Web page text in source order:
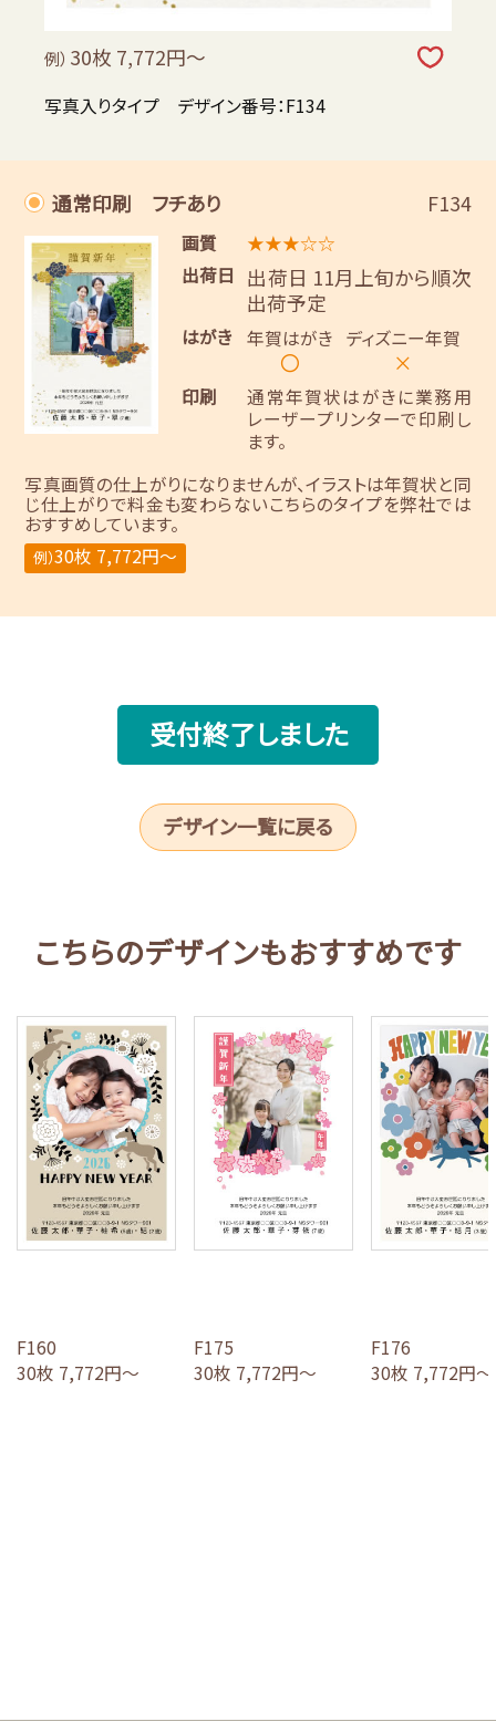
例） 30枚 7,772円～
写真入りタイプ デザイン番号：F134
通常印刷 フチあり F134
画質
★★★☆☆
出荷日
出荷日 11月上旬から順次
出荷予定
はがき 年賀はがき
〇
ディズニー年賀
×
印刷
通常年賀状はがきに業務用
レーザープリンターで印刷し
ます。
写真画質の仕上がりになりませんが、イラストは年賀状と同
じ仕上がりで料金も変わらないこちらのタイプを弊社では
おすすめしています。
例）30枚 7,772円～
受付終了しました
デザイン一覧に戻る
こちらのデザインもおすすめです
F160
30枚 7,772円～
F175
30枚 7,772円～
F176
30枚 7,772円～